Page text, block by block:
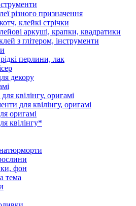
різного призначення
клейкі стрічки
аркуші, крапки, квадратики
з глітером, інструменти
перлини, лак
декору
квілінгу, оригамі
для квілінгу, оригамі
оригамі
квілінгу*
фон
тема